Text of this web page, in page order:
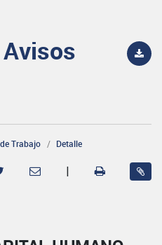
Trabajo Detalle
|